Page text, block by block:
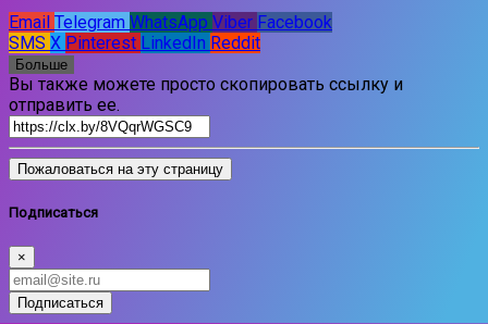
Email Telegram WhatsApp Viber Facebook
SMS X Pinterest LinkedIn Reddit
Больше
Вы также можете просто скопировать ссылку и
отправить ее.
Пожаловаться на эту страницу
Подписаться
×
Подписаться